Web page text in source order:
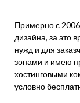
Примерно с
дизайна, за это
нужд и для
зонами и имею
хостинговыми
условно